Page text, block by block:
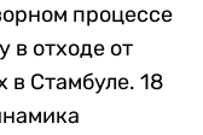
процессе
в отходе от
в Стамбуле. 18